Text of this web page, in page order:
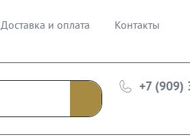
Доставка и оплата Контакты
+7 (909)